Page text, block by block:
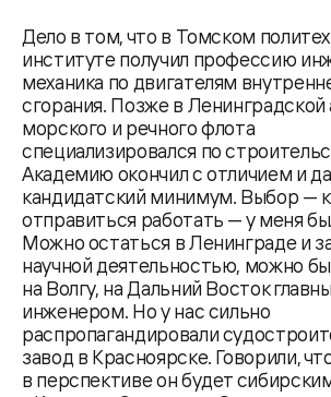
Дело в том, что в Томском
институте получил профессию
механика по двигателям
сгорания. Позже в
морского и речного флота
специализировался по
Академию окончил с отличием и
кандидатский минимум. Выбор —
отправиться работать — у меня
Можно остаться в Ленинграде и
научной деятельностью, можно
на Волгу, на Дальний Восток
инженером. Но у нас сильно
распропагандировали
завод в Красноярске. Говорили,
в перспективе он будет